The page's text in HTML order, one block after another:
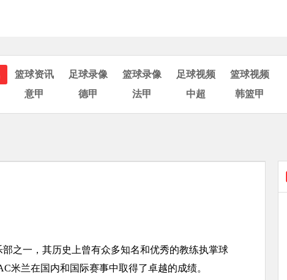
篮球资讯 足球录像 篮球录像 足球视频
篮球视频
意甲 德甲 法甲 中超 韩篮甲
一，其历史上曾有众多知名和优秀的教练执掌球
米兰在国内和国际赛事中取得了卓越的成绩。